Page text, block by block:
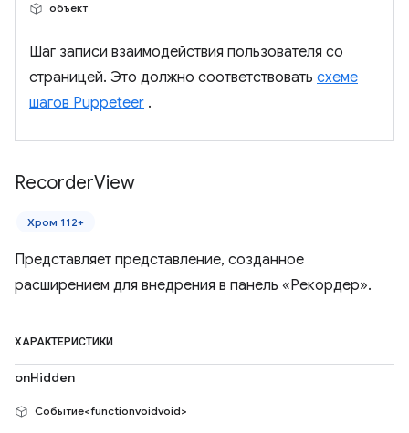
объект
Шаг записи взаимодействия пользователя со
страницей. Это должно соответствовать схеме
шагов Puppeteer .
RecorderView
Хром 112+
Представляет представление, созданное
расширением для внедрения в панель «Рекордер».
ХАРАКТЕРИСТИКИ
onHidden
Событие<functionvoidvoid>